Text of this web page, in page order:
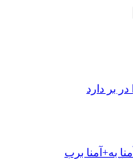
در بر دارد
به+آمنا برب